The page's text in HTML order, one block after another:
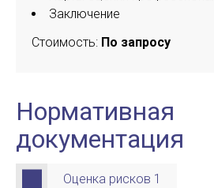
Заключение
Стоимость: По запросу
Нормативная
документация
Оценка рисков 1